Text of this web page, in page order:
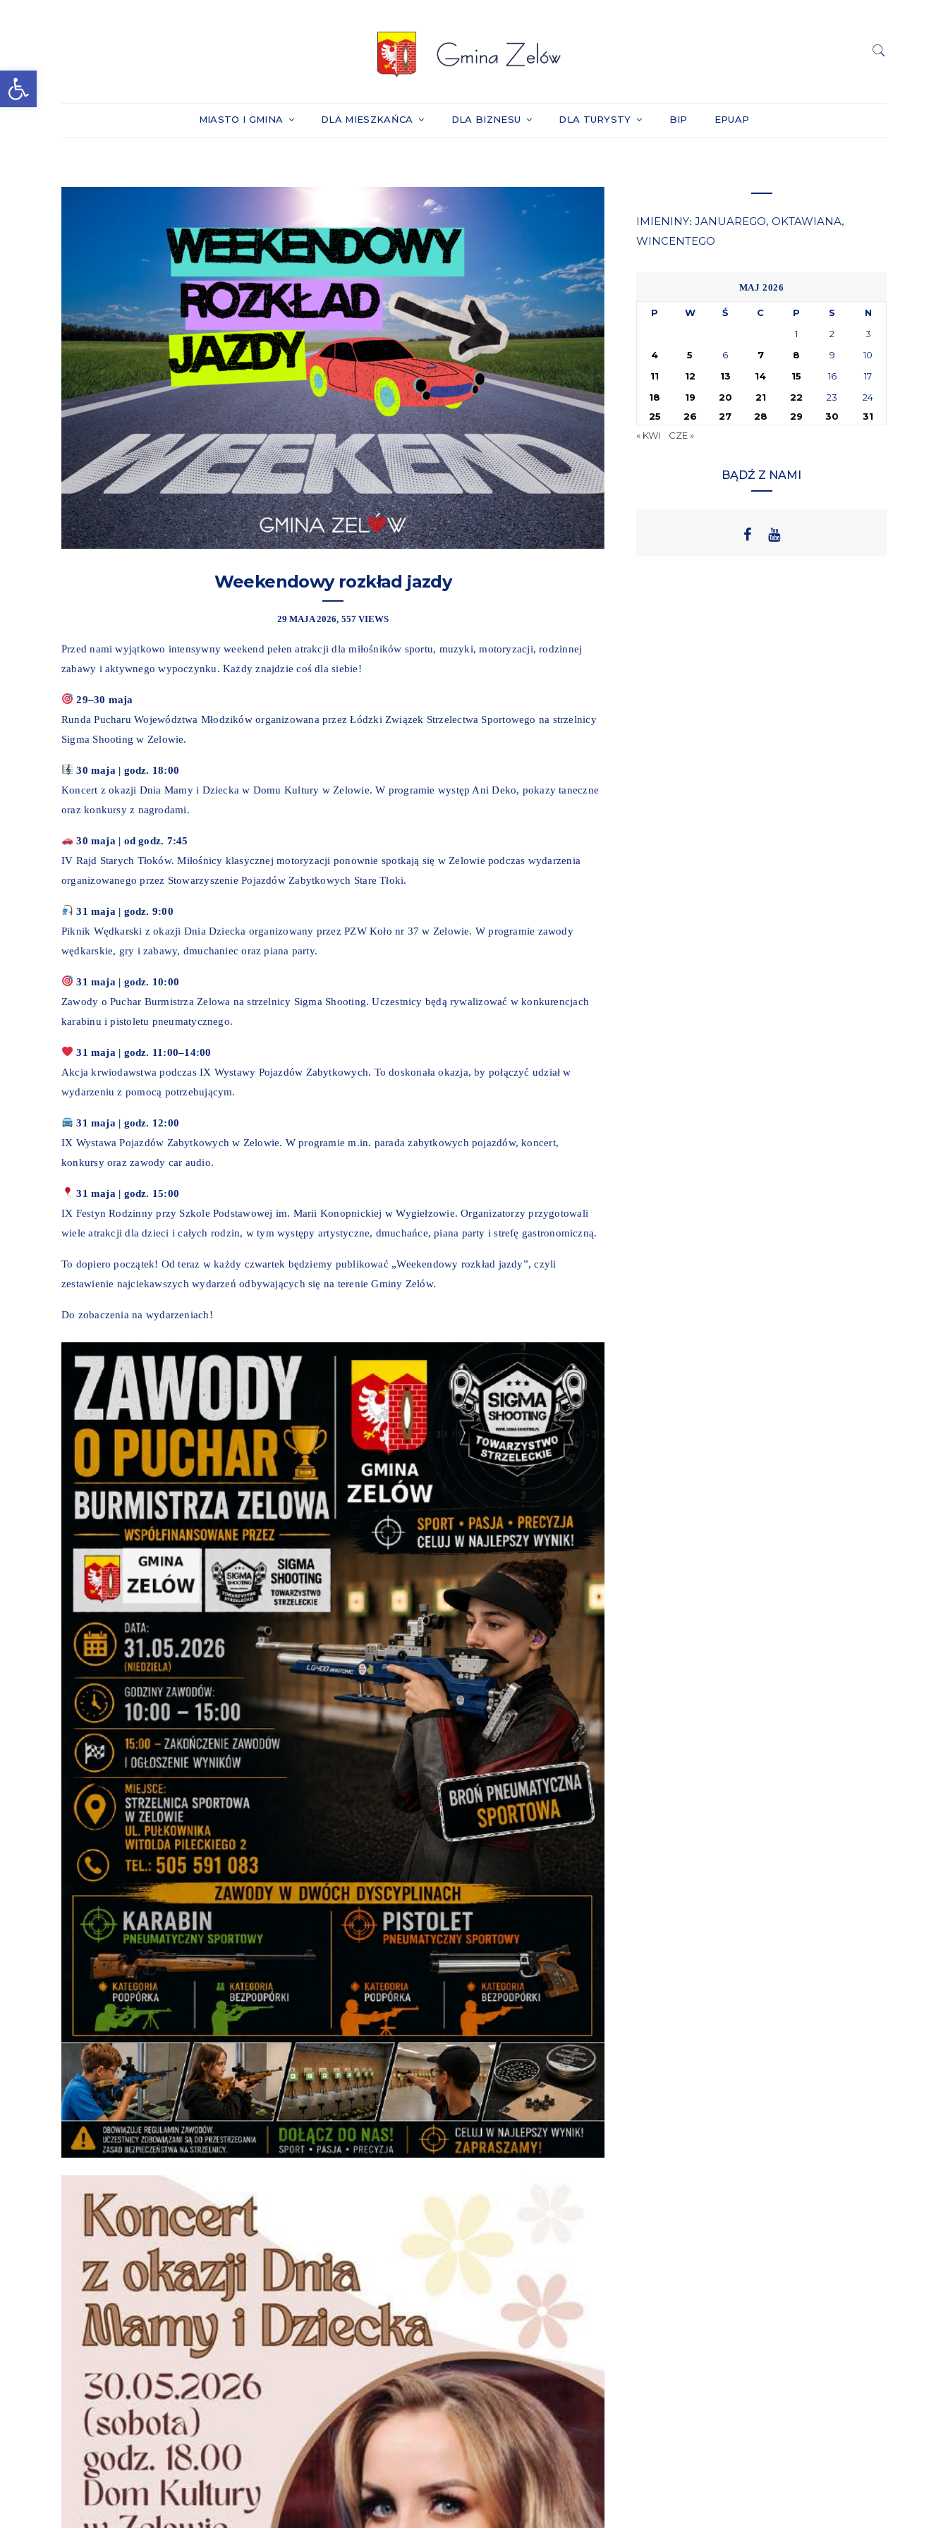
Otwórz pasek narzędzi
MIASTO I GMINA DLA MIESZKAŃCA DLA BIZNESU DLA TURYSTY BIP EPUAP
Weekendowy rozkład jazdy
29 MAJA 2026 557 VIEWS
Przed nami wyjątkowo intensywny weekend pełen atrakcji dla miłośników sportu, muzyki, motoryzacji, rodzinnej
zabawy i aktywnego wypoczynku. Każdy znajdzie coś dla siebie!
29–30 maja
Runda Pucharu Województwa Młodzików organizowana przez Łódzki Związek Strzelectwa Sportowego na strzelnicy
Sigma Shooting w Zelowie.
30 maja | godz. 18:00
Koncert z okazji Dnia Mamy i Dziecka w Domu Kultury w Zelowie. W programie występ Ani Deko, pokazy taneczne
oraz konkursy z nagrodami.
30 maja | od godz. 7:45
IV Rajd Starych Tłoków. Miłośnicy klasycznej motoryzacji ponownie spotkają się w Zelowie podczas wydarzenia
organizowanego przez Stowarzyszenie Pojazdów Zabytkowych Stare Tłoki.
31 maja | godz. 9:00
Piknik Wędkarski z okazji Dnia Dziecka organizowany przez PZW Koło nr 37 w Zelowie. W programie zawody
wędkarskie, gry i zabawy, dmuchaniec oraz piana party.
31 maja | godz. 10:00
Zawody o Puchar Burmistrza Zelowa na strzelnicy Sigma Shooting. Uczestnicy będą rywalizować w konkurencjach
karabinu i pistoletu pneumatycznego.
31 maja | godz. 11:00–14:00
Akcja krwiodawstwa podczas IX Wystawy Pojazdów Zabytkowych. To doskonała okazja, by połączyć udział w
wydarzeniu z pomocą potrzebującym.
31 maja | godz. 12:00
IX Wystawa Pojazdów Zabytkowych w Zelowie. W programie m.in. parada zabytkowych pojazdów, koncert,
konkursy oraz zawody car audio.
31 maja | godz. 15:00
IX Festyn Rodzinny przy Szkole Podstawowej im. Marii Konopnickiej w Wygiełzowie. Organizatorzy przygotowali
wiele atrakcji dla dzieci i całych rodzin, w tym występy artystyczne, dmuchańce, piana party i strefę gastronomiczną.
To dopiero początek! Od teraz w każdy czwartek będziemy publikować „Weekendowy rozkład jazdy”, czyli
zestawienie najciekawszych wydarzeń odbywających się na terenie Gminy Zelów.
Do zobaczenia na wydarzeniach!
IMIENINY: JANUAREGO, OKTAWIANA,
WINCENTEGO
MAJ 2026
P W Ś C P S
N
1
2
3
4
5 6 7 8 9
10
11
12 13 14 15 16
17
18
19 20 21 22 23
24
25
26 27 28 29 30
31
« KWI
CZE »
BĄDŹ Z NAMI